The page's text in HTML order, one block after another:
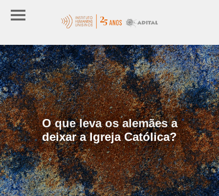
O que leva os alemães a
deixar a Igreja Católica?